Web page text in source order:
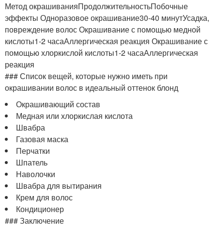
Метод окрашиванияПродолжительностьПобочные
эффекты Одноразовое окрашивание30-40 минутУсадка,
повреждение волос Окрашивание с помощью медной
кислоты1-2 часаАллергическая реакция Окрашивание с
помощью хлоркислой кислоты1-2 часаАллергическая
реакция
### Список вещей, которые нужно иметь при
окрашивании волос в идеальный оттенок блонд
Окрашивающий состав
Медная или хлоркислая кислота
Швабра
Газовая маска
Перчатки
Шпатель
Наволочки
Швабра для вытирания
Крем для волос
Кондиционер
### Заключение